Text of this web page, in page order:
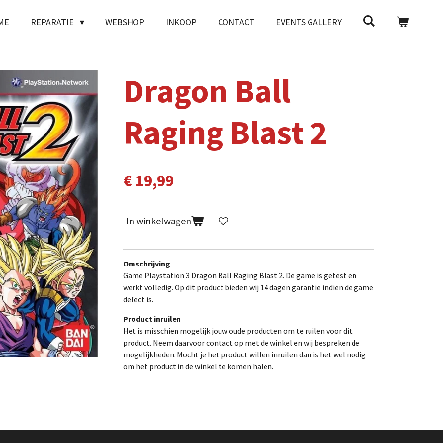
REPARATIE WEBSHOP INKOOP CONTACT EVENTS GALLERY
Dragon Ball
Raging Blast 2
€ 19,99
In winkelwagen
Omschrijving
Game Playstation 3 Dragon Ball Raging Blast 2. De game is getest en
werkt volledig. Op dit product bieden wij 14 dagen garantie indien de game
defect is.
Product inruilen
Het is misschien mogelijk jouw oude producten om te ruilen voor dit
product. Neem daarvoor contact op met de winkel en wij bespreken de
mogelijkheden. Mocht je het product willen inruilen dan is het wel nodig
om het product in de winkel te komen halen.